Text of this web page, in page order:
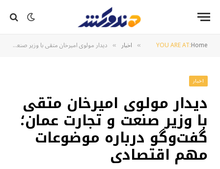
YOU ARE AT:Home
» اخبار » دیدار مولوی امیرخان متقی با وزیر صنعت و تجارت عمان؛ گفت‌وگو درباره موضوعات مهم اقتصادی
اخبار
دیدار مولوی امیرخان متقی
با وزیر صنعت و تجارت عمان؛
گفت‌وگو درباره موضوعات
مهم اقتصادی